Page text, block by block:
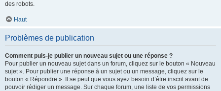
des robots.
Haut
Problèmes de publication
Comment puis-je publier un nouveau sujet ou une réponse ?
Pour publier un nouveau sujet dans un forum, cliquez sur le bouton « Nouveau
sujet ». Pour publier une réponse à un sujet ou un message, cliquez sur le
bouton « Répondre ». Il se peut que vous ayez besoin d’être inscrit avant de
pouvoir rédiger un message. Sur chaque forum, une liste de vos permissions